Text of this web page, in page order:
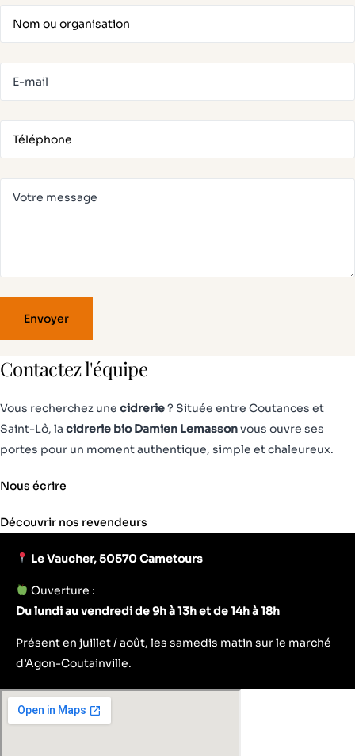
Contactez l'équipe
Vous recherchez une cidrerie? Située entre Coutances et
Saint-Lô, la cidrerie bio Damien Lemassonvous ouvre ses
portes pour un moment authentique, simple et chaleureux.
Nous écrire
Découvrir nos revendeurs
Le Vaucher, 50570 Cametours
Ouverture :
Du lundi au vendredi de 9h à 13h et de 14h à 18h
Présent en juillet / août, les samedis matin sur le marché
d’Agon-Coutainville.